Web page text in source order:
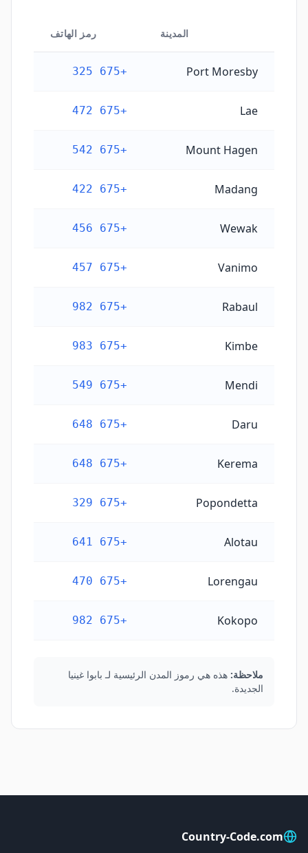
المدينة رمز الهاتف
Port Moresby
+675 325
Lae
+675 472
Mount Hagen
+675 542
Madang
+675 422
Wewak
+675 456
Vanimo
+675 457
Rabaul
+675 982
Kimbe
+675 983
Mendi
+675 549
Daru
+675 648
Kerema
+675 648
Popondetta
+675 329
Alotau
+675 641
Lorengau
+675 470
Kokopo
+675 982
ملاحظة: هذه هي رموز المدن الرئيسية لـ بابوا غينيا
الجديدة.
Country-Code.com